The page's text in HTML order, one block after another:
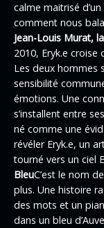
calme maitrisé
comment nous
Jean-Louis Murat,
2010, Eryk.e
Les deux hommes
sensibilité
émotions. Une
s’installent entre
né comme une
révéler Eryk.e, un
tourné vers un ciel
BleuC’est le nom
plus. Une histoire
des mots et un
dans un bleu